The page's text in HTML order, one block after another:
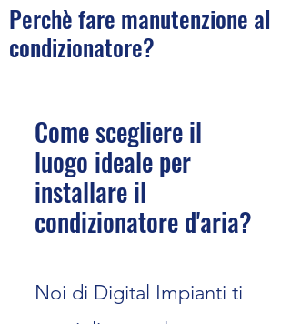
Perchè fare manutenzione al
condizionatore?​​​​​
Come scegliere il
luogo ideale per
installare il
condizionatore d'aria?
Noi di Digital Impianti ti